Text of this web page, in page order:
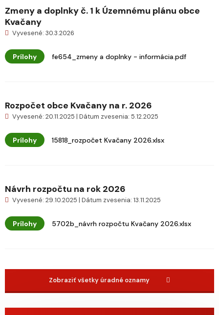
Zmeny a doplnky č. 1 k Územnému plánu obce
Kvačany
Vyvesené: 30.3.2026
Prílohy fe654_zmeny a doplnky - informácia.pdf
Rozpočet obce Kvačany na r. 2026
Vyvesené: 20.11.2025 | Dátum zvesenia: 5.12.2025
Prílohy 15818_rozpočet Kvačany 2026.xlsx
Návrh rozpočtu na rok 2026
Vyvesené: 29.10.2025 | Dátum zvesenia: 13.11.2025
Prílohy 5702b_návrh rozpočtu Kvačany 2026.xlsx
Zobraziť všetky úradné oznamy